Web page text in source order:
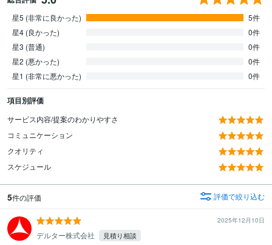
星5 (非常に良かった)
5件
星4 (良かった)
0件
星3 (普通)
0件
星2 (悪かった)
0件
星1 (非常に悪かった)
0件
項目別評価
サービス内容/提案のわかりやすさ
コミュニケーション
クオリティ
スケジュール
5件の評価 評価で絞り込む
2025年12月10日
デルター株式会社 見積り相談